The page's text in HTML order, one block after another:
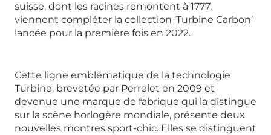
suisse, dont les racines remontent à 1777,
viennent compléter la collection ‘Turbine Carbon’
lancée pour la première fois en 2022.
Cette ligne emblématique de la technologie
Turbine, brevetée par Perrelet en 2009 et
devenue une marque de fabrique qui la distingue
sur la scène horlogère mondiale, présente deux
nouvelles montres sport-chic. Elles se distinguent